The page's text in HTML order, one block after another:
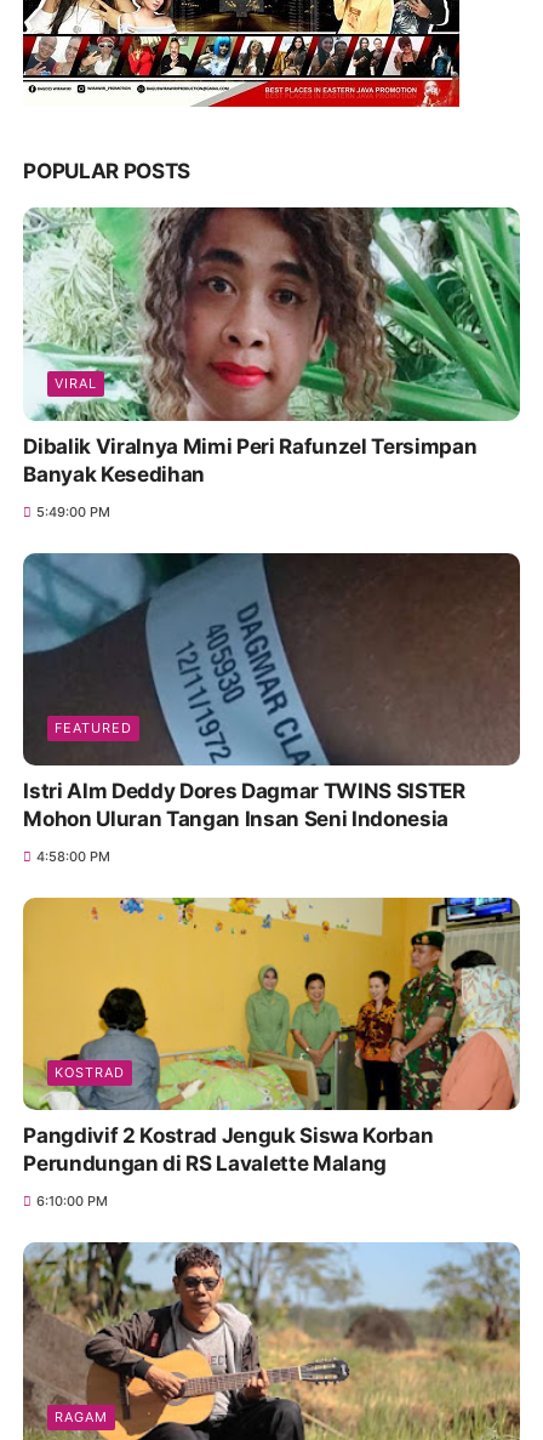
POPULAR POSTS
VIRAL
Dibalik Viralnya Mimi Peri Rafunzel Tersimpan
Banyak Kesedihan
5:49:00 PM
FEATURED
Istri Alm Deddy Dores Dagmar TWINS SISTER
Mohon Uluran Tangan Insan Seni Indonesia
4:58:00 PM
KOSTRAD
Pangdivif 2 Kostrad Jenguk Siswa Korban
Perundungan di RS Lavalette Malang
6:10:00 PM
RAGAM